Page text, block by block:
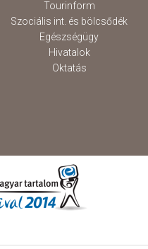
Tourinform
Szociális int. és bölcsődék
Egészségügy
Hivatalok
Oktatás